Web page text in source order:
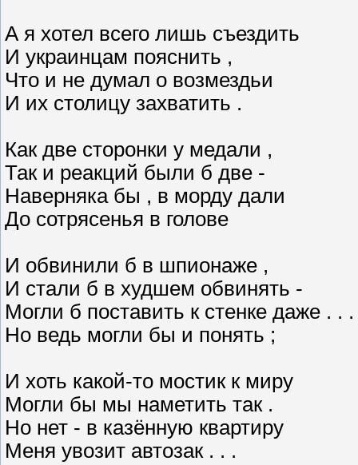
А я хотел всего лишь съездить
И украинцам пояснить ,
Что и не думал о возмездьи
И их столицу захватить .
Как две сторонки у медали ,
Так и реакций были б две -
Наверняка бы , в морду дали
До сотрясенья в голове
И обвинили б в шпионаже ,
И стали б в худшем обвинять -
Могли б поставить к стенке даже . . .
Но ведь могли бы и понять ;
И хоть какой-то мостик к миру
Могли бы мы наметить так .
Но нет - в казённую квартиру
Меня увозит автозак . . .